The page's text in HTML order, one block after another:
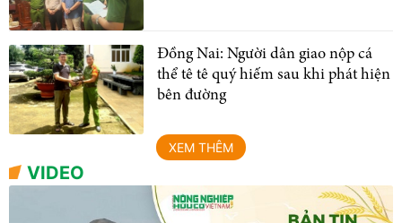
Đồng Nai: Người dân giao nộp cá
thể tê tê quý hiếm sau khi phát hiện
bên đường
XEM THÊM
VIDEO